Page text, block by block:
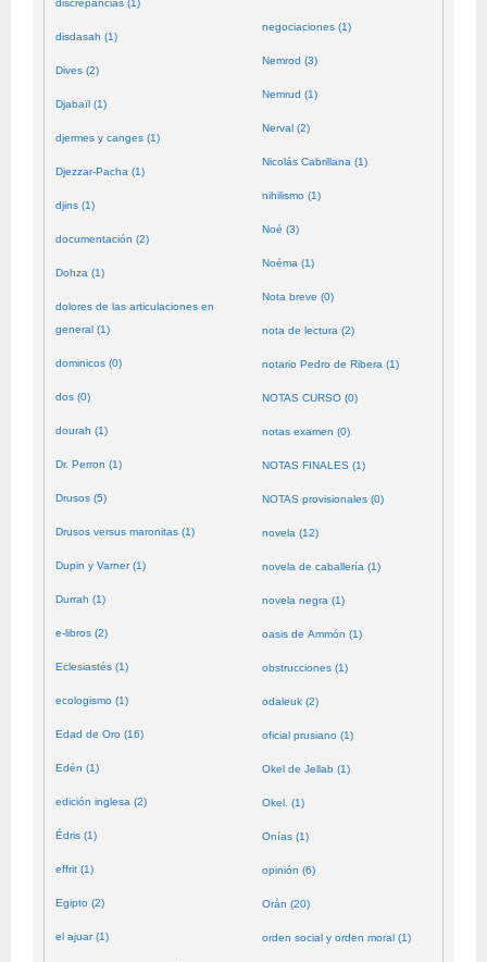
discrepancias (1)
disdasah (1)
Dives (2)
Djabaïl (1)
djermes y canges (1)
Djezzar-Pacha (1)
djins (1)
documentación (2)
Dohza (1)
dolores de las articulaciones en
general (1)
dominicos (0)
dos (0)
dourah (1)
Dr. Perron (1)
Drusos (5)
Drusos versus maronitas (1)
Dupin y Varner (1)
Durrah (1)
e-libros (2)
Eclesiastés (1)
ecologismo (1)
Edad de Oro (16)
Edén (1)
edición inglesa (2)
Édris (1)
effrit (1)
Egipto (2)
el ajuar (1)
negociaciones (1)
Nemrod (3)
Nemrud (1)
Nerval (2)
Nicolás Cabrillana (1)
nihilismo (1)
Noé (3)
Noéma (1)
Nota breve (0)
nota de lectura (2)
notario Pedro de Ribera (1)
NOTAS CURSO (0)
notas examen (0)
NOTAS FINALES (1)
NOTAS provisionales (0)
novela (12)
novela de caballería (1)
novela negra (1)
oasis de Ammón (1)
obstrucciones (1)
odaleuk (2)
oficial prusiano (1)
Okel de Jellab (1)
Okel. (1)
Onías (1)
opinión (6)
Orán (20)
orden social y orden moral (1)